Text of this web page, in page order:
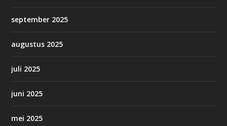
september 2025
augustus 2025
juli 2025
juni 2025
mei 2025